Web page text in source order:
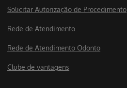
Solicitar Autorização de Procedimento
Rede de Atendimento
Rede de Atendimento Odonto
Clube de vantagens